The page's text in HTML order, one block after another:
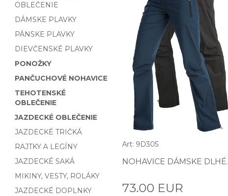
OBLEČENIE
DÁMSKE PLAVKY
PÁNSKE PLAVKY
DIEVČENSKÉ PLAVKY
PONOŽKY
PANČUCHOVÉ NOHAVICE
TEHOTENSKÉ
OBLEČENIE
JAZDECKÉ OBLEČENIE
JAZDECKÉ TRIČKÁ
RAJTKY A LEGÍNY
JAZDECKÉ SAKÁ
MIKINY, VESTY, ROLÁKY
JAZDECKÉ DOPLNKY
Art: 9D305
NOHAVICE DÁMSKE DLHÉ.
73.00 EUR